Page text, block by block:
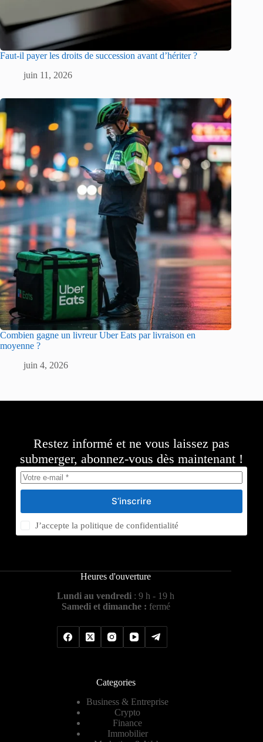
Faut-il payer les droits de succession avant d’hériter ?
juin 11, 2026
Combien gagne un livreur Uber Eats par livraison en
moyenne ?
juin 4, 2026
Restez informé et ne vous laissez pas
submerger, abonnez-vous dès maintenant !
S’inscrire
J’accepte lapolitique de confidentialité
Heures d'ouverture
Lundi au vendredi : 9 h - 19 h
Samedi et dimanche : fermé
Categories
Business & Entreprise
Crypto
Finance
Immobilier